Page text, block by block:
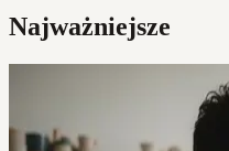
Najważniejsze